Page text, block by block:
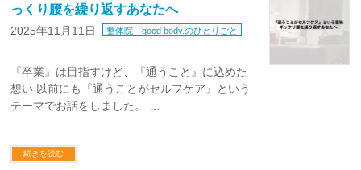
っくり腰を繰り返すあなたへ
2025年11月11日 整体院 good body.のひとりごと
『卒業』は目指すけど、『通うこと』に込めた
想い 以前にも『通うことがセルフケア』という
テーマでお話をしました。 …
続きを読む